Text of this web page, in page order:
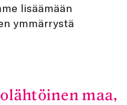
lisäämään
ymmärrystä
maa,